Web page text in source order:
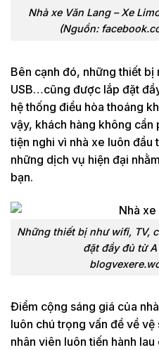
Nhà xe Văn Lang – Xe
(Nguồn:
Bên cạnh đó, những thiết
USB…cũng được lắp đặt
hệ thống điều hòa thoáng
vậy, khách hàng không cần
tiện nghi vì nhà xe luôn đầu
những dịch vụ hiện đại
bạn.
Những thiết bị như wifi, TV,
đặt đầy đủ từ
Điểm cộng sáng giá của
luôn chú trọng vấn đề về vệ
nhân viên luôn tiến hành